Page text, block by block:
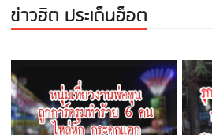
ข่าวฮิต ประเด็นฮ็อต